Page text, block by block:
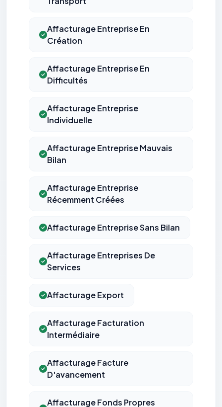
Affacturage Entreprise En
Création
Affacturage Entreprise En
Difficultés
Affacturage Entreprise
Individuelle
Affacturage Entreprise Mauvais
Bilan
Affacturage Entreprise
Récemment Créées
Affacturage Entreprise Sans Bilan
Affacturage Entreprises De
Services
Affacturage Export
Affacturage Facturation
Intermédiaire
Affacturage Facture
D'avancement
Affacturage Fonds Propres